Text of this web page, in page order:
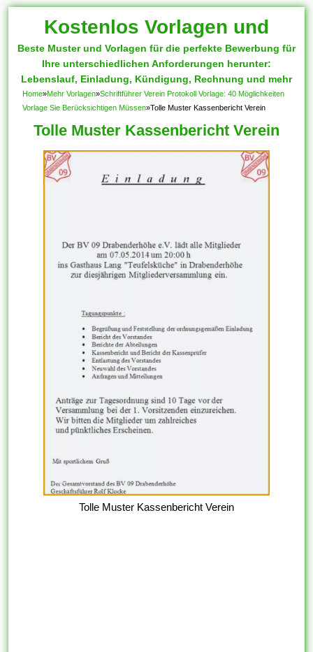
Kostenlos Vorlagen und
Muster
Beste Muster und Vorlagen für die perfekte Bewerbung für
Ihre unterschiedlichen Anforderungen herunter:
Lebenslauf, Einladung, Kündigung, Rechnung und mehr
Home»Mehr Vorlagen»Schriftführer Verein Protokoll Vorlage: 40 Möglichkeiten
Vorlage Sie Berücksichtigen Müssen»Tolle Muster Kassenbericht Verein
Tolle Muster Kassenbericht Verein
Tolle Muster Kassenbericht Verein